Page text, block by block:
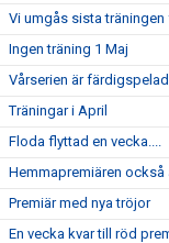
Vi umgås sista
Ingen träning 1 Maj
Vårserien är färdigspelad
Träningar i April
Floda flyttad en vecka....
Hemmapremiären också
Premiär med nya tröjor
En vecka kvar till röd